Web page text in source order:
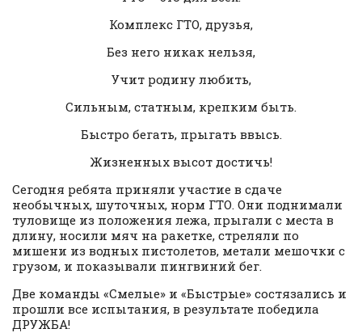
Комплекс ГТО, друзья,
Без него никак нельзя,
Учит родину любить,
Сильным, статным, крепким быть.
Быстро бегать, прыгать ввысь.
Жизненных высот достичь!
Сегодня ребята приняли участие в сдаче
необычных, шуточных, норм ГТО. Они поднимали
туловище из положения лежа, прыгали с места в
длину, носили мяч на ракетке, стреляли по
мишени из водных пистолетов, метали мешочки с
грузом, и показывали пингвиний бег.
Две команды «Смелые» и «Быстрые» состязались и
прошли все испытания, в результате победила
ДРУЖБА!